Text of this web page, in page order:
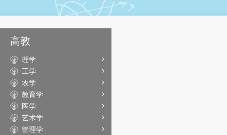
高教
理学
工学
农学
教育学
医学
艺术学
管理学